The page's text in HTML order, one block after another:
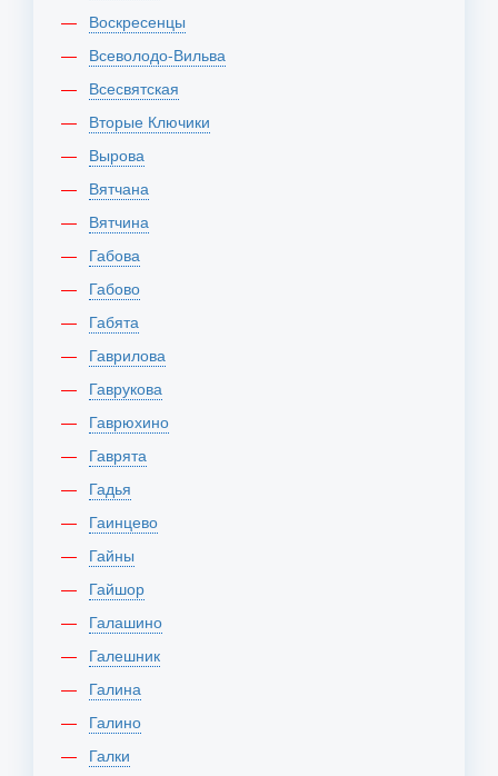
Воскресенцы
Всеволодо-Вильва
Всесвятская
Вторые Ключики
Вырова
Вятчана
Вятчина
Габова
Габово
Габята
Гаврилова
Гаврукова
Гаврюхино
Гаврята
Гадья
Гаинцево
Гайны
Гайшор
Галашино
Галешник
Галина
Галино
Галки